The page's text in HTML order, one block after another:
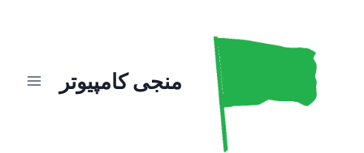
منجی کامپیوتر